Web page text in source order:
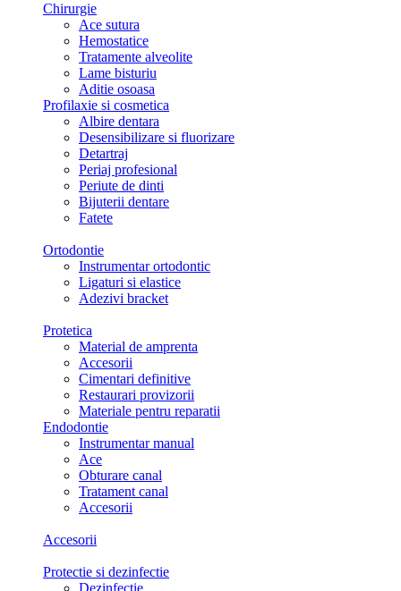
Chirurgie
Ace sutura
Hemostatice
Tratamente alveolite
Lame bisturiu
Aditie osoasa
Profilaxie si cosmetica
Albire dentara
Desensibilizare si fluorizare
Detartraj
Periaj profesional
Periute de dinti
Bijuterii dentare
Fatete
Ortodontie
Instrumentar ortodontic
Ligaturi si elastice
Adezivi bracket
Protetica
Material de amprenta
Accesorii
Cimentari definitive
Restaurari provizorii
Materiale pentru reparatii
Endodontie
Instrumentar manual
Ace
Obturare canal
Tratament canal
Accesorii
Accesorii
Protectie si dezinfectie
Dezinfectie